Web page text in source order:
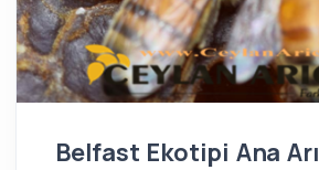
Belfast Ekotipi Ana Arı